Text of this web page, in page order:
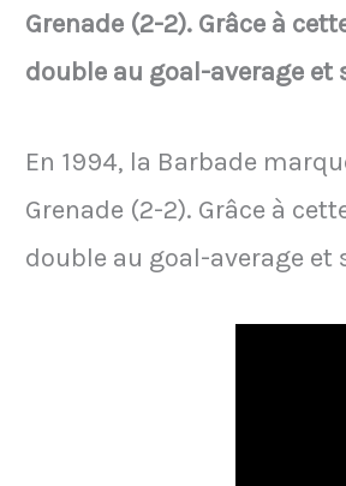
Grenade (2-2). Grâce à
double au goal-average et
En 1994, la Barbade
Grenade (2-2). Grâce à
double au goal-average et